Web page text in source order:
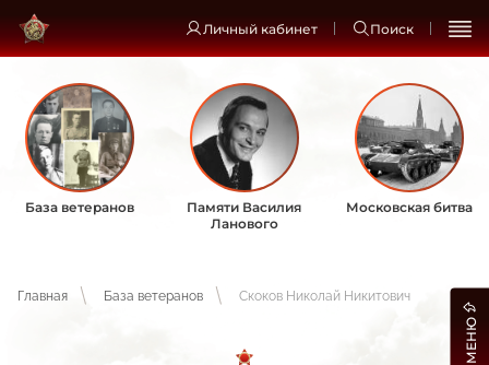
Личный кабинет Поиск
База ветеранов
Памяти Василия
Ланового
Московская битва
Главная База ветеранов Скоков Николай Никитович
МЕНЮ